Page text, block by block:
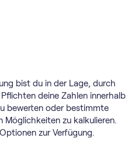
bist du in der Lage, durch
deine Zahlen innerhalb
bewerten oder bestimmte
zu kalkulieren.
zur Verfügung.